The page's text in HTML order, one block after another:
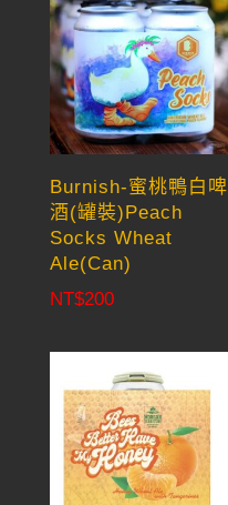
Burnish-蜜桃鴨白啤
酒(罐裝)Peach
Socks Wheat
Ale(Can)
NT$200